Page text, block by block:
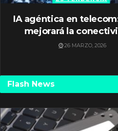
IA agéntica en
mejorará la
26 MARZO, 2026
Flash News